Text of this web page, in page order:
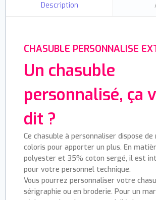
Description
CHASUBLE PERSONNALISE
Un chasuble
personnalisé, ça
dit ?
Ce chasuble à personnaliser dispose
coloris pour apporter un plus. En
polyester et 35% coton sergé, il est
pour votre personnel technique.
Vous pourrez personnaliser votre
sérigraphie ou en broderie. Pour un